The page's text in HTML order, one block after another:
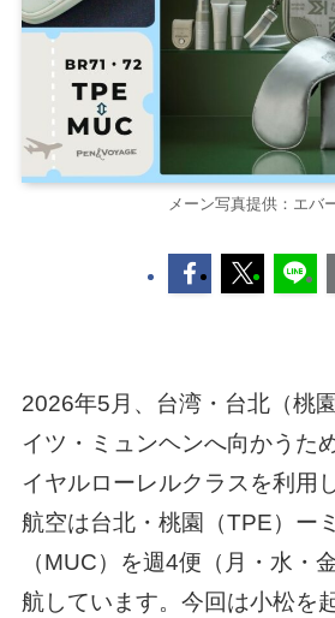
メーン写真提供：エバ
2026年5月、台湾・台北（桃
イツ・ミュンヘンへ向かうた
イヤルローレルクラスを利用
航空は台北・桃園（TPE）ー
（MUC）を週4便（月・水・
航しています。今回は小松を